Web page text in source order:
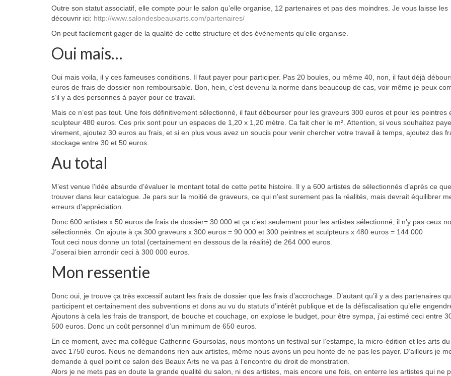
Outre son statut associatif, elle compte pour le salon qu’elle organise, 12 partenaires et pas des moindres. Je vous laisse les
découvrir ici: http://www.salondesbeauxarts.com/partenaires/
On peut facilement gager de la qualité de cette structure et des événements qu’elle organise.
Oui mais…
Oui mais voila, il y ces fameuses conditions. Il faut payer pour participer. Pas 20 boules, ou même 40, non, il faut déjà
euros de frais de dossier non remboursable. Bon, hein, c’est devenu la norme dans beaucoup de cas, voir même je peux
s’il y a des personnes à payer pour ce travail.
Mais ce n’est pas tout. Une fois définitivement sélectionné, il faut débourser pour les graveurs 300 euros et pour les peintres
sculpteur 480 euros. Ces prix sont pour un espaces de 1,20 x 1,20 mètre. Ca fait cher le m². Attention, si vous souhaitez
virement, ajoutez 30 euros au frais, et si en plus vous avez un soucis pour venir chercher votre travail à temps, ajoutez des
stockage entre 30 et 50 euros.
Au total
M’est venue l’idée absurde d’évaluer le montant total de cette petite histoire. Il y a 600 artistes de sélectionnés d’après ce que
trouver dans leur catalogue. Je pars sur la moitié de graveurs, ce qui n’est surement pas la réalités, mais devrait équilibrer
erreurs d’appréciation.
Donc 600 artistes x 50 euros de frais de dossier= 30 000 et ça c’est seulement pour les artistes sélectionné, il n’y pas ceux
sélectionnés. On ajoute à ça 300 graveurs x 300 euros = 90 000 et 300 peintres et sculpteurs x 480 euros = 144 000
Tout ceci nous donne un total (certainement en dessous de la réalité) de 264 000 euros.
J’oserai bien arrondir ceci à 300 000 euros.
Mon ressentie
Donc oui, je trouve ça très excessif autant les frais de dossier que les frais d’accrochage. D’autant qu’il y a des partenaires
participent et certainement des subventions et dons au vu du statuts d’intérêt publique et de la défiscalisation qu’elle
Ajoutons à cela les frais de transport, de bouche et couchage, on explose le budget, pour être sympa, j’ai estimé ceci entre
500 euros. Donc un coût personnel d’un minimum de 650 euros.
En ce moment, avec ma collègue Catherine Goursolas, nous montons un festival sur l’estampe, la micro-édition et les arts
avec 1750 euros. Nous ne demandons rien aux artistes, même nous avons un peu honte de ne pas les payer. D’ailleurs je
demande à quel point ce salon des Beaux Arts ne va pas à l’encontre du droit de monstration.
Alors je ne mets pas en doute la grande qualité du salon, ni des artistes, mais encore une fois, on enterre les artistes qui ne